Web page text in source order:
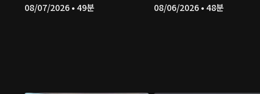
08/07/2026 • 49분 08/06/2026 • 48분